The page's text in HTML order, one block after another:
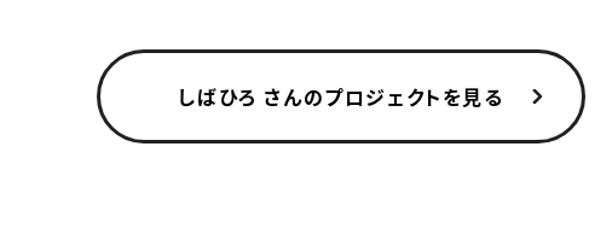
しばひろ さんのプロジェクトを見る